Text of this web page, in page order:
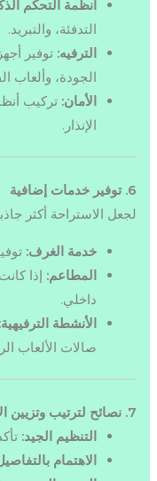
أنظمة التحكم
التدفئة، والتبريد.
الترفيه: توفير
الجودة، وألعاب
الأمان: تركيب
الإنذار.
6. توفير خدمات إضافية
لجعل الاستراحة أكثر
خدمة الغرف:
المطاعم: إذا
داخلي.
الأنشطة الترفيهية:
صالات الألعاب
7. نصائح لترتيب وتزيين الاستراحات
التنظيم الجيد:
الاهتمام